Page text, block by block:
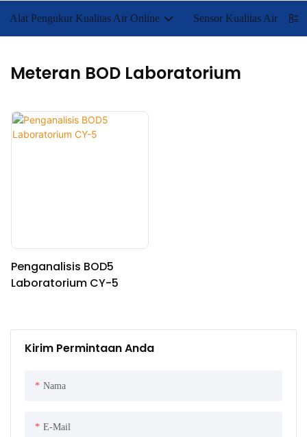
Alat Pengukur Kualitas Air Online Sensor Kualitas Air
Meteran BOD Laboratorium
Kirim Permintaan Anda
Nama
E-Mail
Penganalisis BOD5
Laboratorium CY-5